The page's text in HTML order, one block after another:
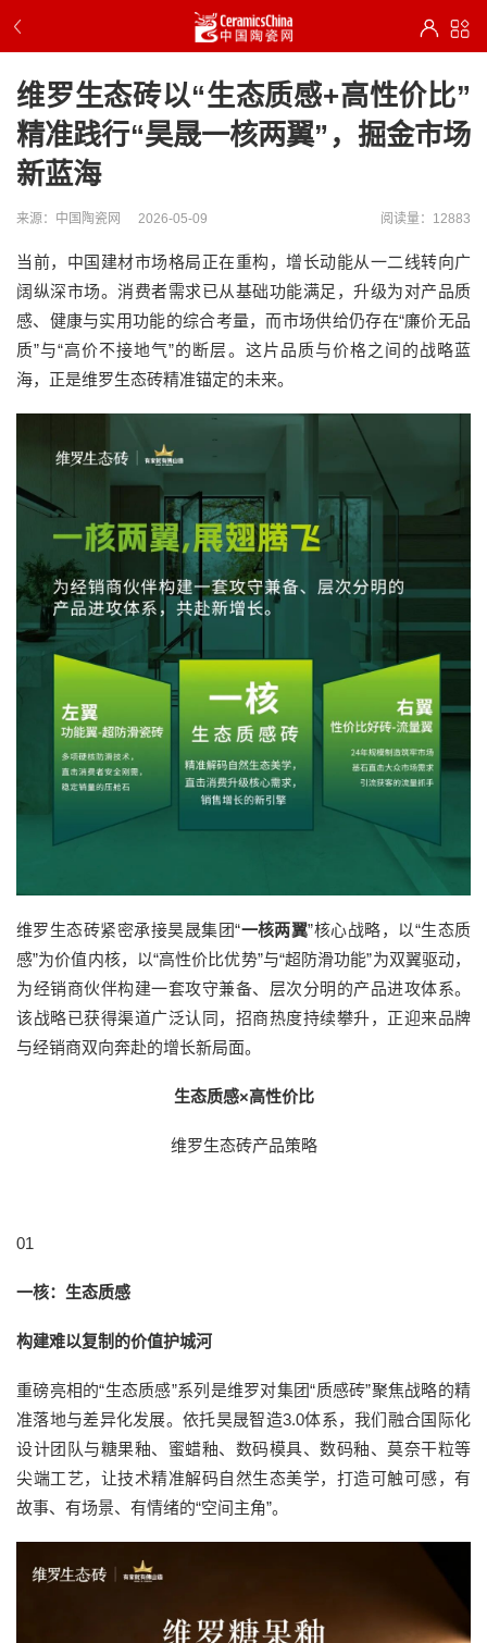
维罗生态砖以“生态质感+高性价比”
精准践行“昊晟一核两翼”，掘金市场
新蓝海
来源：中国陶瓷网 2026-05-09 阅读量：12883
当前，中国建材市场格局正在重构，增长动能从一二线转向广
阔纵深市场。消费者需求已从基础功能满足，升级为对产品质
感、健康与实用功能的综合考量，而市场供给仍存在“廉价无品
质”与“高价不接地气”的断层。这片品质与价格之间的战略蓝
海，正是维罗生态砖精准锚定的未来。
维罗生态砖紧密承接昊晟集团“一核两翼”核心战略，以“生态质
感”为价值内核，以“高性价比优势”与“超防滑功能”为双翼驱动，
为经销商伙伴构建一套攻守兼备、层次分明的产品进攻体系。
该战略已获得渠道广泛认同，招商热度持续攀升，正迎来品牌
与经销商双向奔赴的增长新局面。
生态质感×高性价比
维罗生态砖产品策略
01
一核：生态质感
构建难以复制的价值护城河
重磅亮相的“生态质感”系列是维罗对集团“质感砖”聚焦战略的精
准落地与差异化发展。依托昊晟智造3.0体系，我们融合国际化
设计团队与糖果釉、蜜蜡釉、数码模具、数码釉、莫奈干粒等
尖端工艺，让技术精准解码自然生态美学，打造可触可感，有
故事、有场景、有情绪的“空间主角”。